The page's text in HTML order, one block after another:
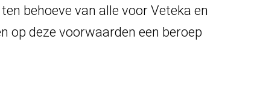
behoeve van alle voor Veteka en
op deze voorwaarden een beroep